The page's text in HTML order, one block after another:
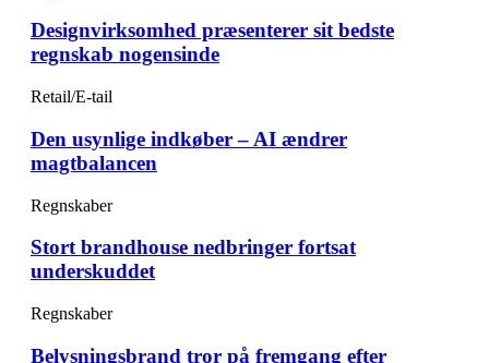
Designvirksomhed præsenterer sit bedste
regnskab nogensinde
Retail/E-tail
Den usynlige indkøber – AI ændrer
magtbalancen
Regnskaber
Stort brandhouse nedbringer fortsat
underskuddet
Regnskaber
Belysningsbrand tror på fremgang efter